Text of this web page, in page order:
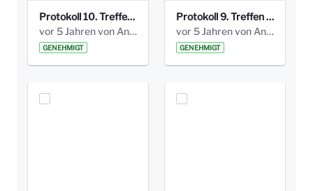
Protokoll 10. Treffen 20150720 AG Bismarckplatz.pdf
vor 5 Jahren von Anni Schlumberger
GENEHMIGT
Protokoll 9. Treffen 20150528 AG Bismarckplatz.pdf
vor 5 Jahren von Anni Schlumberger
GENEHMIGT